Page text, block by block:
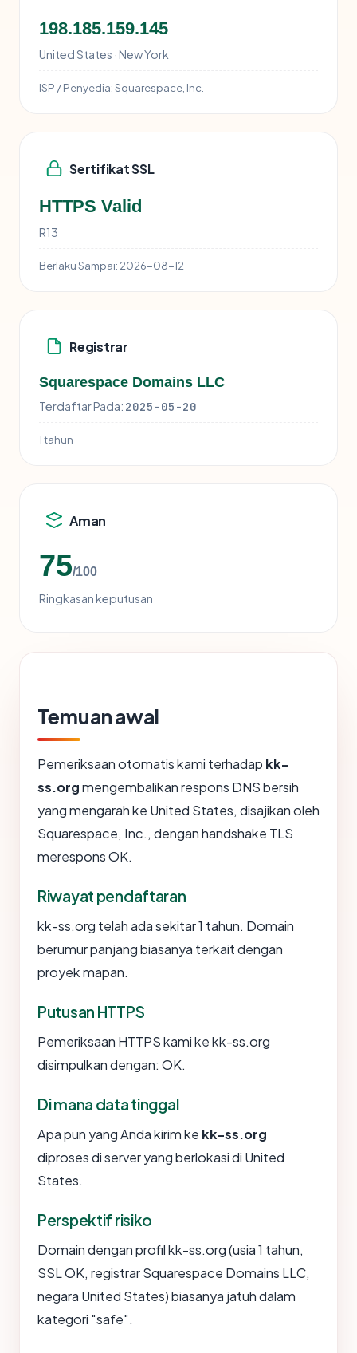
198.185.159.145
United States · New York
ISP / Penyedia:Squarespace, Inc.
Sertifikat SSL
HTTPS Valid
R13
Berlaku Sampai: 2026-08-12
Registrar
Squarespace Domains LLC
Terdaftar Pada: 2025-05-20
1 tahun
Aman
75/100
Ringkasan keputusan
Temuan awal
Pemeriksaan otomatis kami terhadap kk-
ss.orgmengembalikan respons DNS bersih
yang mengarah ke United States, disajikan oleh
Squarespace, Inc., dengan handshake TLS
merespons OK.
Riwayat pendaftaran
kk-ss.org telah ada sekitar 1 tahun. Domain
berumur panjang biasanya terkait dengan
proyek mapan.
Putusan HTTPS
Pemeriksaan HTTPS kami ke kk-ss.org
disimpulkan dengan: OK.
Di mana data tinggal
Apa pun yang Anda kirim ke kk-ss.org
diproses di server yang berlokasi di United
States.
Perspektif risiko
Domain dengan profil kk-ss.org (usia 1 tahun,
SSL OK, registrar Squarespace Domains LLC,
negara United States) biasanya jatuh dalam
kategori "safe".